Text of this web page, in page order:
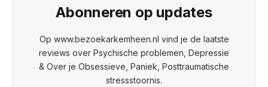
Abonneren op updates
Op www.bezoekarkemheen.nl vind je de laatste
reviews over Psychische problemen, Depressie
& Over je Obsessieve, Paniek, Posttraumatische
stressstoornis.